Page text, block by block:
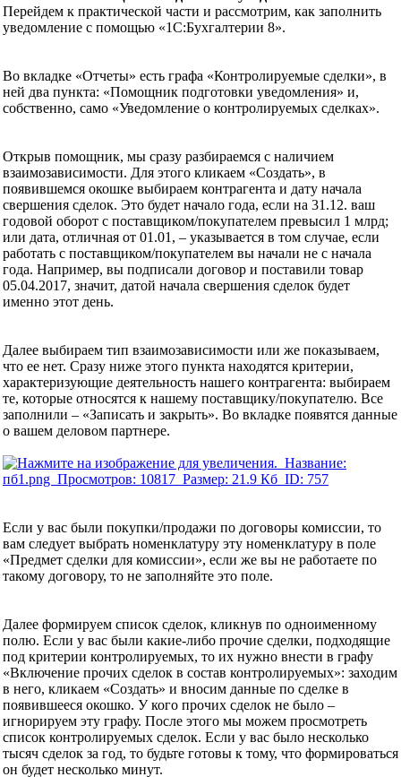
Перейдем к практической части и рассмотрим, как заполнить
уведомление с помощью «1С:Бухгалтерии 8».
Во вкладке «Отчеты» есть графа «Контролируемые сделки», в
ней два пункта: «Помощник подготовки уведомления» и,
собственно, само «Уведомление о контролируемых сделках».
Открыв помощник, мы сразу разбираемся с наличием
взаимозависимости. Для этого кликаем «Создать», в
появившемся окошке выбираем контрагента и дату начала
свершения сделок. Это будет начало года, если на 31.12. ваш
годовой оборот с поставщиком/покупателем превысил 1 млрд;
или дата, отличная от 01.01, – указывается в том случае, если
работать с поставщиком/покупателем вы начали не с начала
года. Например, вы подписали договор и поставили товар
05.04.2017, значит, датой начала свершения сделок будет
именно этот день.
Далее выбираем тип взаимозависимости или же показываем,
что ее нет. Сразу ниже этого пункта находятся критерии,
характеризующие деятельность нашего контрагента: выбираем
те, которые относятся к нашему поставщику/покупателю. Все
заполнили – «Записать и закрыть». Во вкладке появятся данные
о вашем деловом партнере.
Если у вас были покупки/продажи по договоры комиссии, то
вам следует выбрать номенклатуру эту номенклатуру в поле
«Предмет сделки для комиссии», если же вы не работаете по
такому договору, то не заполняйте это поле.
Далее формируем список сделок, кликнув по одноименному
полю. Если у вас были какие-либо прочие сделки, подходящие
под критерии контролируемых, то их нужно внести в графу
«Включение прочих сделок в состав контролируемых»: заходим
в него, кликаем «Создать» и вносим данные по сделке в
появившееся окошко. У кого прочих сделок не было –
игнорируем эту графу. После этого мы можем просмотреть
список контролируемых сделок. Если у вас было несколько
тысяч сделок за год, то будьте готовы к тому, что формироваться
он будет несколько минут.